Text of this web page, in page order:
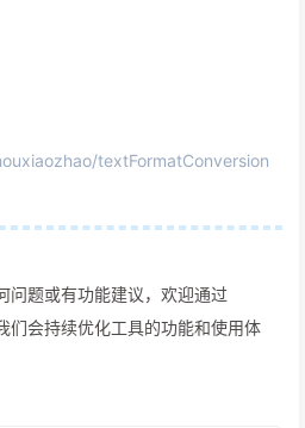
textFormatConversion
问题或有功能建议，欢迎通过
们会持续优化工具的功能和使用体